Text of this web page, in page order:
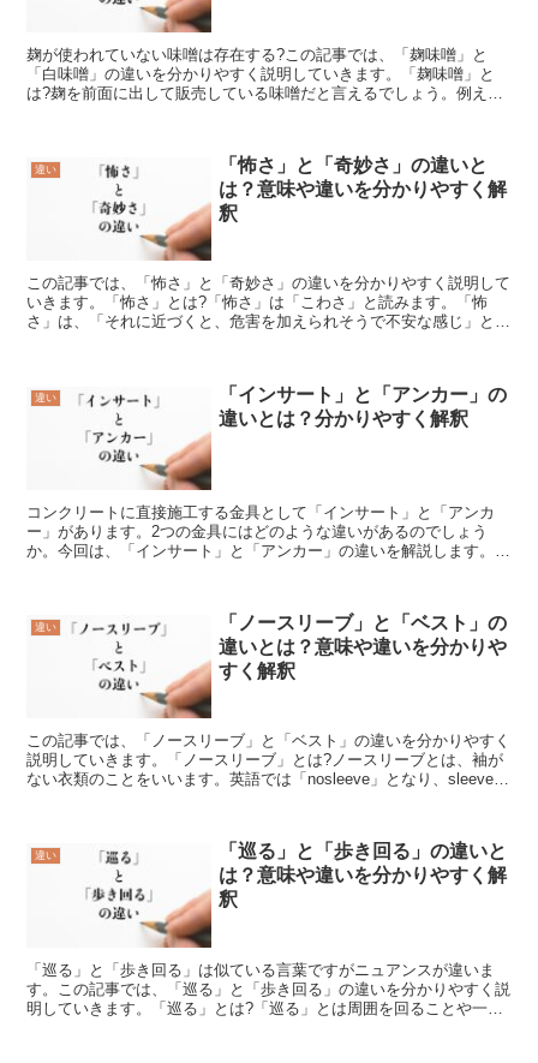
麹が使われていない味噌は存在する?この記事では、「麹味噌」と
「白味噌」の違いを分かりやすく説明していきます。「麹味噌」と
は?麹を前面に出して販売している味噌だと言えるでしょう。例えば
違い
「怖さ」と「奇妙さ」の違いと
は？意味や違いを分かりやすく解
釈
この記事では、「怖さ」と「奇妙さ」の違いを分かりやすく説明して
いきます。「怖さ」とは?「怖さ」は「こわさ」と読みます。「怖
さ」は、「それに近づくと、危害を加えられそうで不安な感じ」とい
違い
「インサート」と「アンカー」の
違いとは？分かりやすく解釈
コンクリートに直接施工する金具として「インサート」と「アンカ
ー」があります。2つの金具にはどのような違いがあるのでしょう
か。今回は、「インサート」と「アンカー」の違いを解説します。
違い
「ノースリーブ」と「ベスト」の
違いとは？意味や違いを分かりや
すく解釈
この記事では、「ノースリーブ」と「ベスト」の違いを分かりやすく
説明していきます。「ノースリーブ」とは?ノースリーブとは、袖が
ない衣類のことをいいます。英語では「nosleeve」となり、sleeveは
違い
「巡る」と「歩き回る」の違いと
は？意味や違いを分かりやすく解
釈
「巡る」と「歩き回る」は似ている言葉ですがニュアンスが違いま
す。この記事では、「巡る」と「歩き回る」の違いを分かりやすく説
明していきます。「巡る」とは?「巡る」とは周囲を回ることや一周